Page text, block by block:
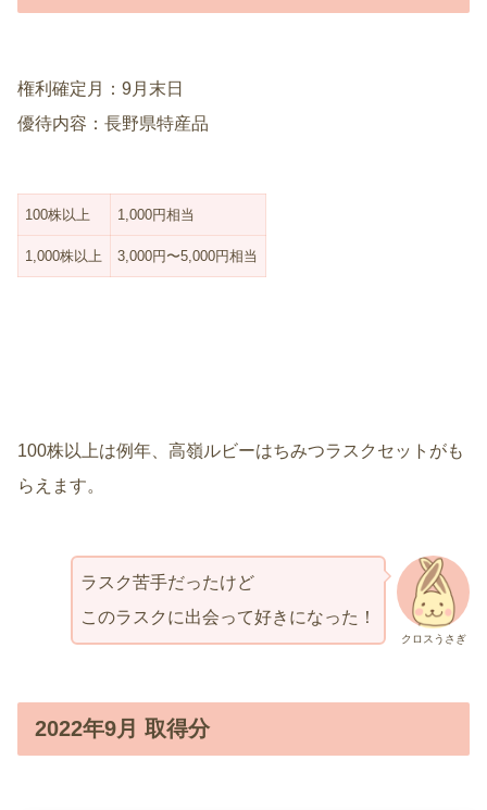
権利確定月：9月末日
優待内容：長野県特産品
100株以上 1,000円相当
1,000株以上 3,000円〜5,000円相当
100株以上は例年、高嶺ルビーはちみつラスクセットがも
らえます。
クロスうさぎ
ラスク苦手だったけど
このラスクに出会って好きになった！
2022年9月 取得分